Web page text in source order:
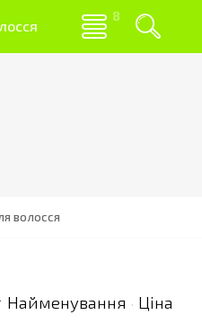
волосся
Найменування · Ціна